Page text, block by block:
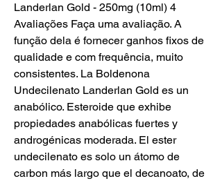
Landerlan Gold - 250mg (10ml) 4
Avaliações Faça uma avaliação. A
função dela é fornecer ganhos fixos de
qualidade e com frequência, muito
consistentes. La Boldenona
Undecilenato Landerlan Gold es un
anabólico. Esteroide que exhibe
propiedades anabólicas fuertes y
androgénicas moderada. El ester
undecilenato es solo un átomo de
carbon más largo que el decanoato, de